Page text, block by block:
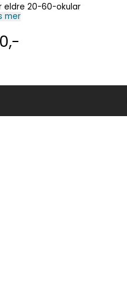
eldre 20-60-okular
mer